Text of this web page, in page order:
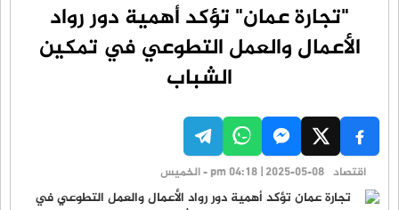
"تجارة عمان" تؤكد أهمية دور رواد
الأعمال والعمل التطوعي في تمكين
الشباب
اقتصاد pm 04:18 | 2025-05-08 - الخميس